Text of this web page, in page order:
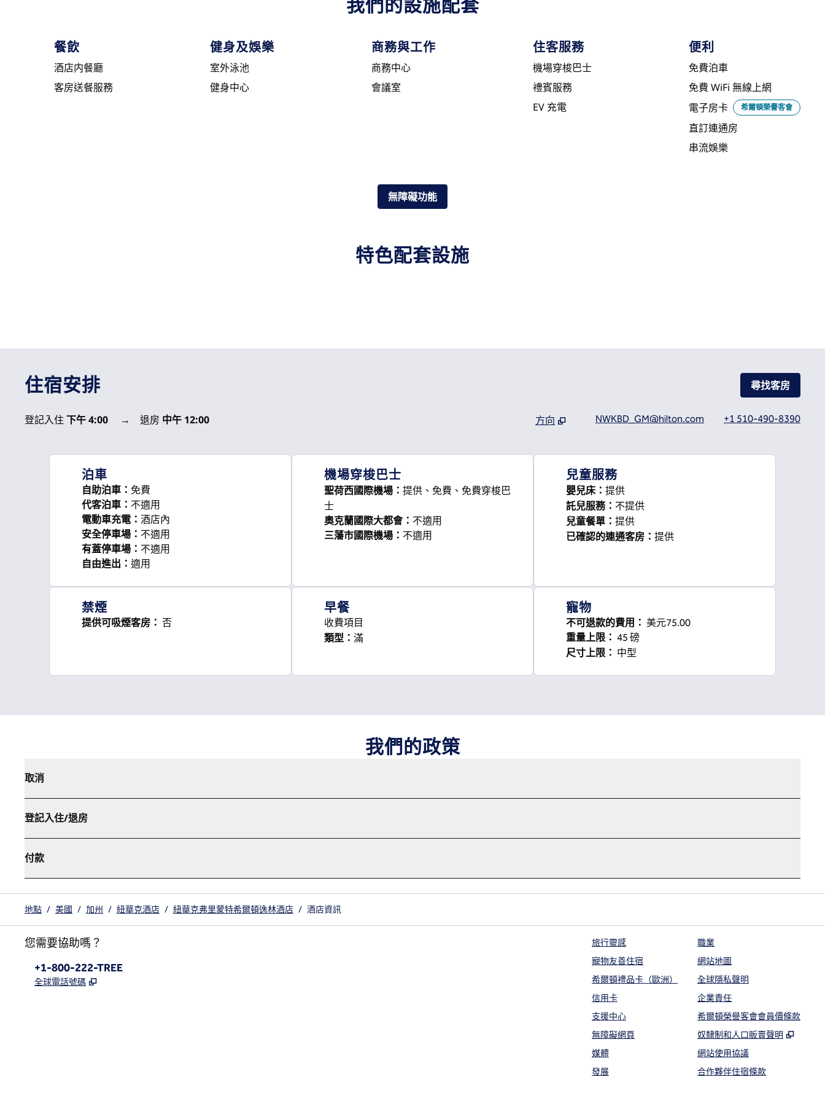
我們的設施配套
餐飲
酒店内餐廳
客房送餐服務
健身及娛樂
室外泳池
健身中心
商務與工作
商務中心
會議室
住客服務
機場穿梭巴士
禮賓服務
EV 充電
便利
免費泊車
免費 WiFi 無線上網
電子房卡
希爾頓榮譽客會
直訂連通房
串流娛樂
無障礙功能
特色配套設施
住宿安排 尋找客房
登記入住下午 4:00 → 退房 中午 12:00
方向
NWKBD_GM@hilton.com +1 510-490-8390
泊車
自助泊車 ： 免費
代客泊車 ： 不適用
電動車充電 ： 酒店內
安全停車場 ： 不適用
有蓋停車場 ： 不適用
自由進出 ： 適用
機場穿梭巴士
聖荷西國際機場： 提供、免費 、免費穿梭巴
士
奧克蘭國際大都會： 不適用
三藩市國際機場： 不適用
兒童服務
嬰兒床 ：提供
託兒服務： 不提供
兒童餐單 ：提供
已確認的連通客房 ：提供
禁煙
提供可吸煙客房： 否
早餐
收費項目
類型： 滿
寵物
不可退款的費用： 美元75.00
重量上限： 45 磅
尺寸上限： 中型
我們的政策
取消
登記入住/退房
付款
地點 / 美國 / 加州 / 紐華克酒店 / 紐華克弗里蒙特希爾頓逸林酒店 / 酒店資訊
您需要協助嗎？
電話：
+1-800-222-TREE
全球電話號碼 ,
旅行靈感
寵物友善住宿
希爾頓禮品卡（歐洲）
信用卡
支援中心
無障礙網頁
媒體
發展
職業
網站地圖
全球隱私聲明
企業責任
希爾頓榮譽客會會員價條款
奴隸制和人口販賣聲明
,
網站使用協議
合作夥伴住宿條款